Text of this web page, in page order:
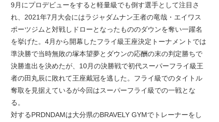
9月にプロデビューをすると軽量級でも倒す選手として注目さ
れ、2021年7月大会にはラジャダムナン王者の竜哉・エイワス
ポーツジムと対戦しドローとなったもののダウンを奪い一躍名
を挙げた。4月から開幕したフライ級王座決定トーナメントでは
準決勝で当時無敗の塚本望夢とダウンの応酬の末の判定勝ちで
決勝進出を決めたが、10月の決勝戦で初代スーパーフライ級王
者の田丸辰に敗れて王座戴冠を逃した。フライ級でのタイトル
奪取を見据えているが今回はスーパーフライ級での一戦とな
る。
対するPRDNDAMは大分県のBRAVELY GYMでトレーナーをし